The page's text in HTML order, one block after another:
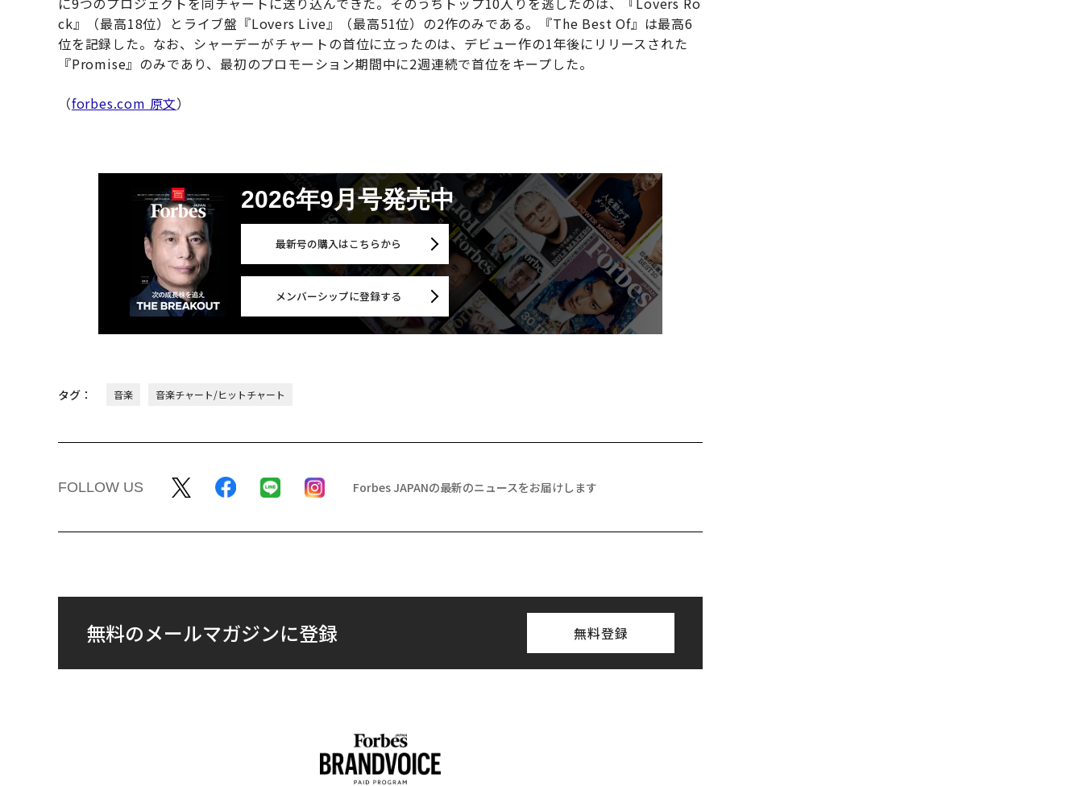
ck』（最高18位）とライブ盤『Lovers Live』（最高51位）の2作のみである。『The Best Of』は最高6
位を記録した。なお、シャーデーがチャートの首位に立ったのは、デビュー作の1年後にリリースされた
『Promise』のみであり、最初のプロモーション期間中に2週連続で首位をキープした。
（forbes.com 原文）
2026年9月号発売中
最新号の購入はこちらから
メンバーシップに登録する
タグ： 音楽 音楽チャート/ヒットチャート
FOLLOW US Forbes JAPANの最新のニュースをお届けします
無料のメールマガジンに登録 無料登録